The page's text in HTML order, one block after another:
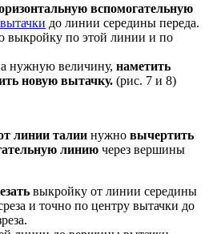
вспомогательную
вытачки до линии середины переда.
выкройку по этой линии и по
нужную величину, наметить
новую вытачку. (рис. 7 и 8)
линии талии нужно вычертить
линию через вершины
выкройку от линии середины
и точно по центру вытачки до